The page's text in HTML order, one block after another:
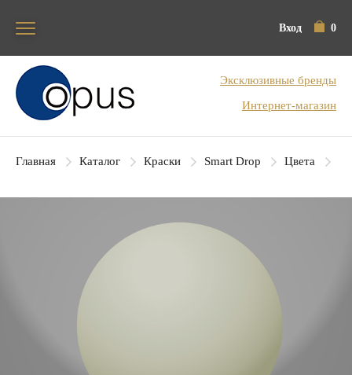
Вход 0
Блок поиска
Эксклюзивные бренды
Интернет-магазин
Главная Каталог Краски Smart Drop Цвета